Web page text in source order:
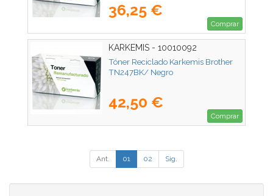
36,25 €
Comprar
KARKEMIS - 10010092
Tóner Reciclado Karkemis Brother
TN247BK/ Negro
42,50 €
Comprar
Ant. 01 02 Sig.